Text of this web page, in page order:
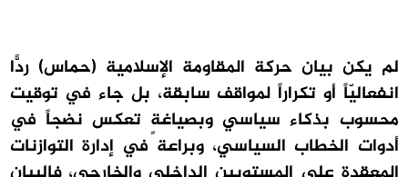
لم يكن بيان حركة المقاومة الإسلامية (حماس) ردًّا
انفعاليّاً أو تكراراً لمواقف سابقة، بل جاء في توقيت
محسوب بذكاء سياسي وبصياغةٍ تعكس نضجاً في
أدوات الخطاب السياسي، وبراعة في إدارة التوازنات